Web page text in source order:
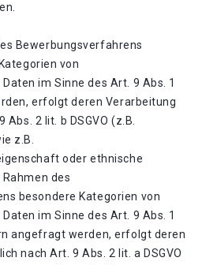
Bewerbungsverfahrens
von
im Sinne des Art. 9 Abs. 1
erfolgt deren Verarbeitung
2 lit. b DSGVO (z.B.
z.B.
oder ethnische
des
besondere Kategorien von
im Sinne des Art. 9 Abs. 1
angefragt werden, erfolgt deren
nach Art. 9 Abs. 2 lit. a DSGVO